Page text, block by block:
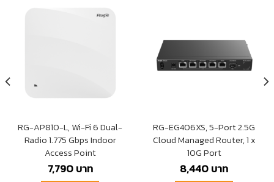
RG-AP810-L, Wi-Fi 6 Dual-
Radio 1.775 Gbps Indoor
Access Point
7,790บาท
RG-EG406XS, 5-Port 2.5G
Cloud Managed Router, 1 x
10G Port
8,440บาท